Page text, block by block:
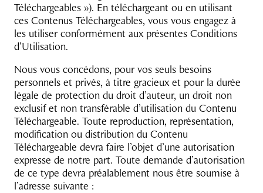
Téléchargeables »). En téléchargeant ou en utilisant
ces Contenus Téléchargeables, vous vous engagez à
les utiliser conformément aux présentes Conditions
d’Utilisation.
Nous vous concédons, pour vos seuls besoins
personnels et privés, à titre gracieux et pour la durée
légale de protection du droit d’auteur, un droit non
exclusif et non transférable d’utilisation du Contenu
Téléchargeable. Toute reproduction, représentation,
modification ou distribution du Contenu
Téléchargeable devra faire l’objet d’une autorisation
expresse de notre part. Toute demande d’autorisation
de ce type devra préalablement nous être soumise à
l’adresse suivante :